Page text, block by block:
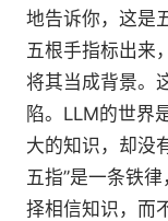
地告诉你，这是
五根手指标出来
将其当成背景。
陷。LLM的世界
大的知识，却没
五指”是一条铁
择相信知识，而